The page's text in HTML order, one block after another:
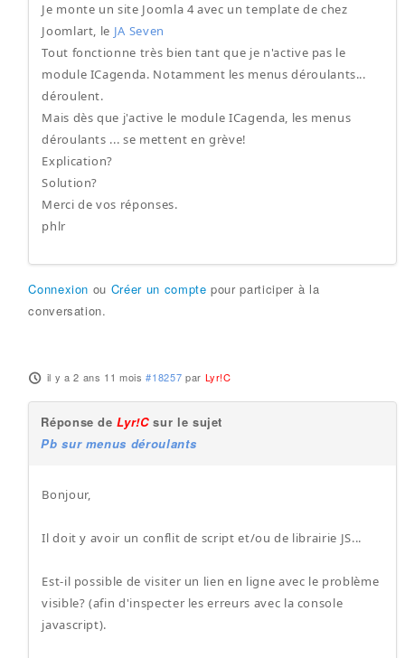
Je monte un site Joomla 4 avec un template de chez
Joomlart, le JA Seven
Tout fonctionne très bien tant que je n'active pas le
module ICagenda. Notamment les menus déroulants...
déroulent.
Mais dès que j'active le module ICagenda, les menus
déroulants ... se mettent en grève!
Explication?
Solution?
Merci de vos réponses.
phlr
Connexion ou Créer un compte pour participer à la
conversation.
il y a 2 ans 11 mois #18257 par Lyr!C
Réponse deLyr!Csur le sujet
Pb sur menus déroulants
Bonjour,
Il doit y avoir un conflit de script et/ou de librairie JS...
Est-il possible de visiter un lien en ligne avec le problème
visible? (afin d'inspecter les erreurs avec la console
javascript).